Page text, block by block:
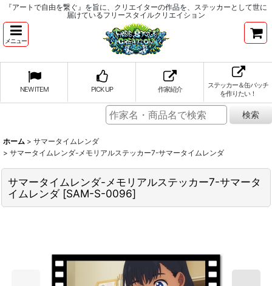
『アートで自由を繋ぐ』を旨に、クリエイターの作品を、ステッカーとして世に
届けているフリースタイルクリエイション
メニュー
NEW ITEM PICK UP 作家紹介
ステッカー＆缶バッチ
を作りたい！
ホーム > サマータイムレンダ
> サマータイムレンダ-メモリアルステッカー7-サマータイムレンダ
サマータイムレンダ-メモリアルステッカー7-サマータ
イムレンダ [SAM-S-0096]